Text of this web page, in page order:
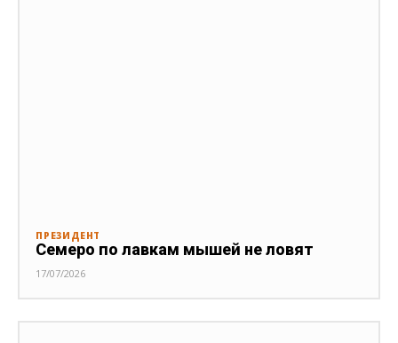
ПРЕЗИДЕНТ
Семеро по лавкам мышей не ловят
17/07/2026